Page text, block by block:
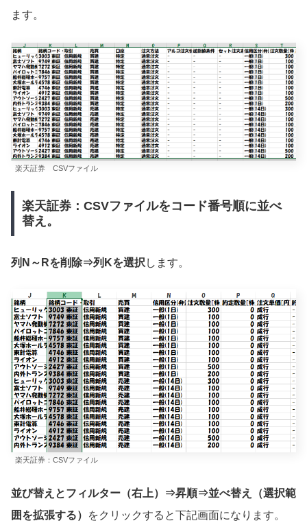
ます。
楽天証券 CSVファイル
楽天証券：CSVファイルをコード番号順に並べ
替え。
列N～Rを削除⇒列Kを選択 します。
楽天証券：CSVファイル
並び替えとフィルター（右上）⇒昇順⇒並べ替え（選択範
囲を拡張する）
をクリックすると下記画面になります。